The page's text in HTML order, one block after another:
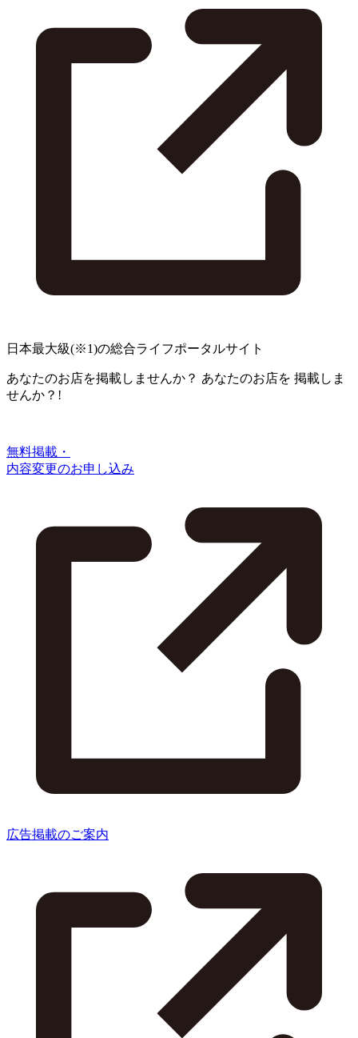
日本最大級(※1)の総合ライフポータルサイト
あなたのお店を掲載しませんか？ あなたのお店を 掲載しま
せんか？!
無料掲載・
内容変更のお申し込み
広告掲載のご案内